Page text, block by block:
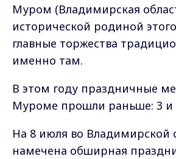
Муром (Владимирская
исторической родиной
главные торжества
именно там.
В этом году праздничные
Муроме прошли раньше: 3 и
На 8 июля во Владимирской
намечена обширная